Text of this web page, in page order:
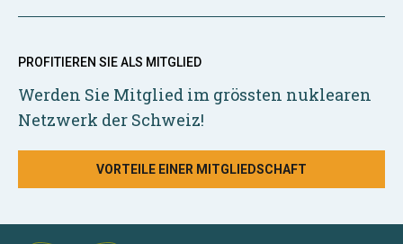
PROFITIEREN SIE ALS MITGLIED
Werden Sie Mitglied im grössten nuklearen
Netzwerk der Schweiz!
VORTEILE EINER MITGLIEDSCHAFT